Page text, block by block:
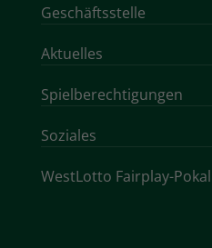
Geschäftsstelle
Aktuelles
Spielberechtigungen
Soziales
WestLotto Fairplay-Pokal